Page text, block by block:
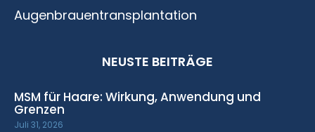
Augenbrauentransplantation
NEUSTE BEITRÄGE
MSM für Haare: Wirkung, Anwendung und
Grenzen
Juli 31, 2026